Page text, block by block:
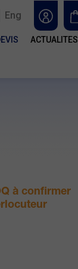
Eng
ACTUALITES
à confirmer